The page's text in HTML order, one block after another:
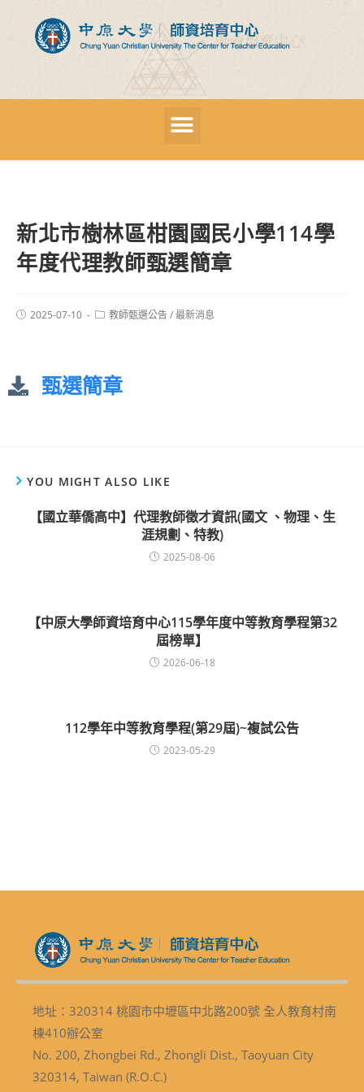
新北市樹林區柑園國民小學114學
年度代理教師甄選簡章
2025-07-10 教師甄選公告/最新消息
甄選簡章
YOU MIGHT ALSO LIKE
【國立華僑高中】代理教師徵才資訊(國文 、物理、生
涯規劃、特教)
2025-08-06
【中原大學師資培育中心115學年度中等教育學程第32
屆榜單】
2026-06-18
112學年中等教育學程(第29屆)~複試公告
2023-05-29
地址：320314 桃園市中壢區中北路200號 全人教育村南
棟410辦公室
No. 200, Zhongbei Rd., Zhongli Dist., Taoyuan City
320314, Taiwan (R.O.C.)